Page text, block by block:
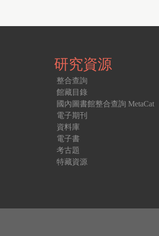
研究資源
整合查詢
館藏目錄
國內圖書館整合查詢 MetaCat
電子期刊
資料庫
電子書
考古題
特藏資源